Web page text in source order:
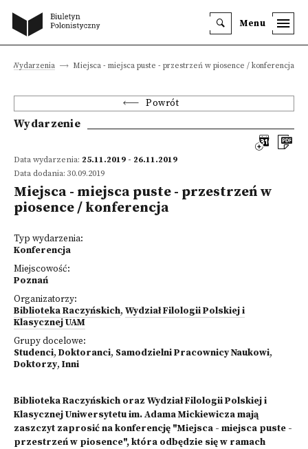
Menu
Wydarzenia Miejsca - miejsca puste - przestrzeń w piosence / konferencja
Powrót
Wydarzenie
Data wydarzenia: 25.11.2019 - 26.11.2019
Data dodania: 30.09.2019
Miejsca - miejsca puste - przestrzeń w
piosence / konferencja
Typ wydarzenia:
Konferencja
Miejscowość:
Poznań
Organizatorzy:
Biblioteka Raczyńskich, Wydział Filologii Polskiej i
Klasycznej UAM
Grupy docelowe:
Studenci, Doktoranci, Samodzielni Pracownicy Naukowi,
Doktorzy, Inni
Biblioteka Raczyńskich oraz Wydział Filologii Polskiej i
Klasycznej Uniwersytetu im. Adama Mickiewicza mają
zaszczyt zaprosić na konferencję "Miejsca - miejsca puste -
przestrzeń w piosence", która odbędzie się w ramach